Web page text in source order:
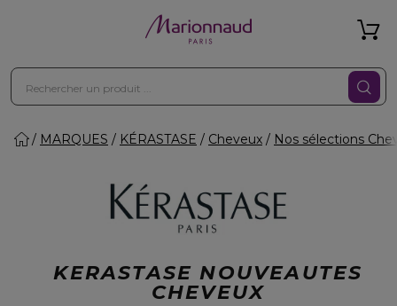
MARQUES KÉRASTASE Cheveux Nos sélections
KERASTASE NOUVEAUTES
CHEVEUX